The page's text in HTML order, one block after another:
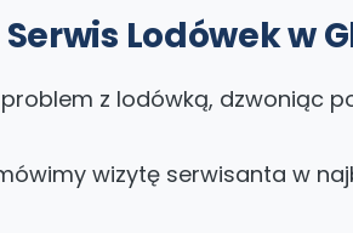
Serwis Lodówek w
problem z lodówką, dzwoniąc
wizytę serwisanta w